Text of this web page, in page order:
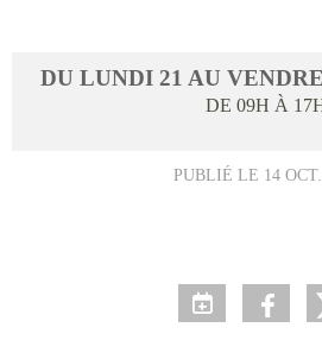
DU LUNDI 21 AU
DE 09H À
PUBLIÉ LE 14